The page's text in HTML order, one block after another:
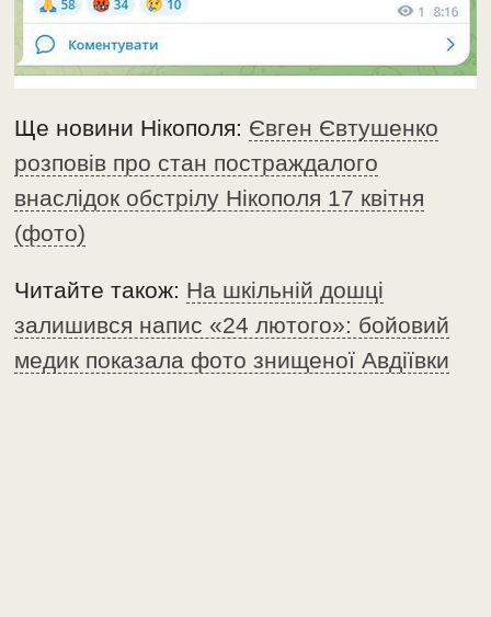
Ще новини Нікополя: Євген Євтушенко
розповів про стан постраждалого
внаслідок обстрілу Нікополя 17 квітня
(фото)
Читайте також: На шкільній дошці
залишився напис «24 лютого»: бойовий
медик показала фото знищеної Авдіївки